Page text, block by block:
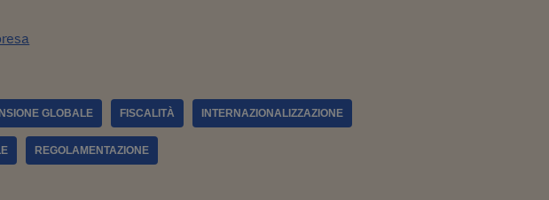
GLOBALE FISCALITÀ INTERNAZIONALIZZAZIONE
REGOLAMENTAZIONE